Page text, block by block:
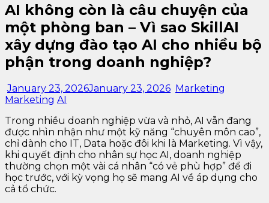
AI không còn là câu chuyện của
một phòng ban – Vì sao SkillAI
xây dựng đào tạo AI cho nhiều bộ
phận trong doanh nghiệp?
January 23, 2026January 23, 2026 Marketing
Marketing AI
Trong nhiều doanh nghiệp vừa và nhỏ, AI vẫn đang
được nhìn nhận như một kỹ năng “chuyên môn cao”,
chỉ dành cho IT, Data hoặc đôi khi là Marketing. Vì vậy,
khi quyết định cho nhân sự học AI, doanh nghiệp
thường chọn một vài cá nhân “có vẻ phù hợp” để đi
học trước, với kỳ vọng họ sẽ mang AI về áp dụng cho
cả tổ chức.